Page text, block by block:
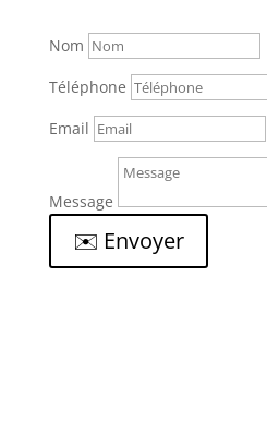
Nom
Téléphone
Email
Message
✉️ Envoyer